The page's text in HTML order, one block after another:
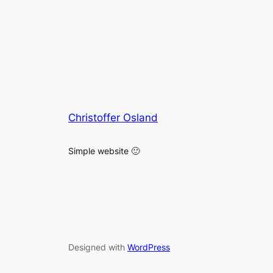
Christoffer Osland
Simple website 🙂
Designed with WordPress